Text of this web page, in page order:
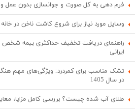
فرم دهی به کل صورت و جوانسازی بدون عمل و
وسایل مورد نیاز برای شروع کاشت ناخن در خانه
راهنمای دریافت تخفیف حداکثری بیمه
ایرانی
تشک مناسب برای کمردرد: ویژگی‌های مهم
در سال 1405
طلای آب شده چیست؟ بررسی کامل مزایا،